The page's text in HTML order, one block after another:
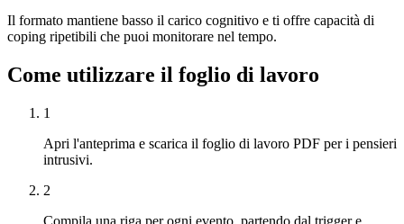
Il formato mantiene basso il carico cognitivo e ti offre capacità di
coping ripetibili che puoi monitorare nel tempo.
Come utilizzare il foglio di lavoro
1
Apri l'anteprima e scarica il foglio di lavoro PDF per i pensieri
intrusivi.
2